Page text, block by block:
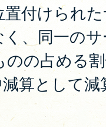
付けられ
く、同一の
のの占める
算として